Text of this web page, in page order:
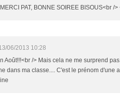
PAT, BONNE SOIREE BISOUS<br /
06/2013 10:28
Août!!!<br /> Mais cela ne me surprend
dans ma classe.... C'est le prénom d'une